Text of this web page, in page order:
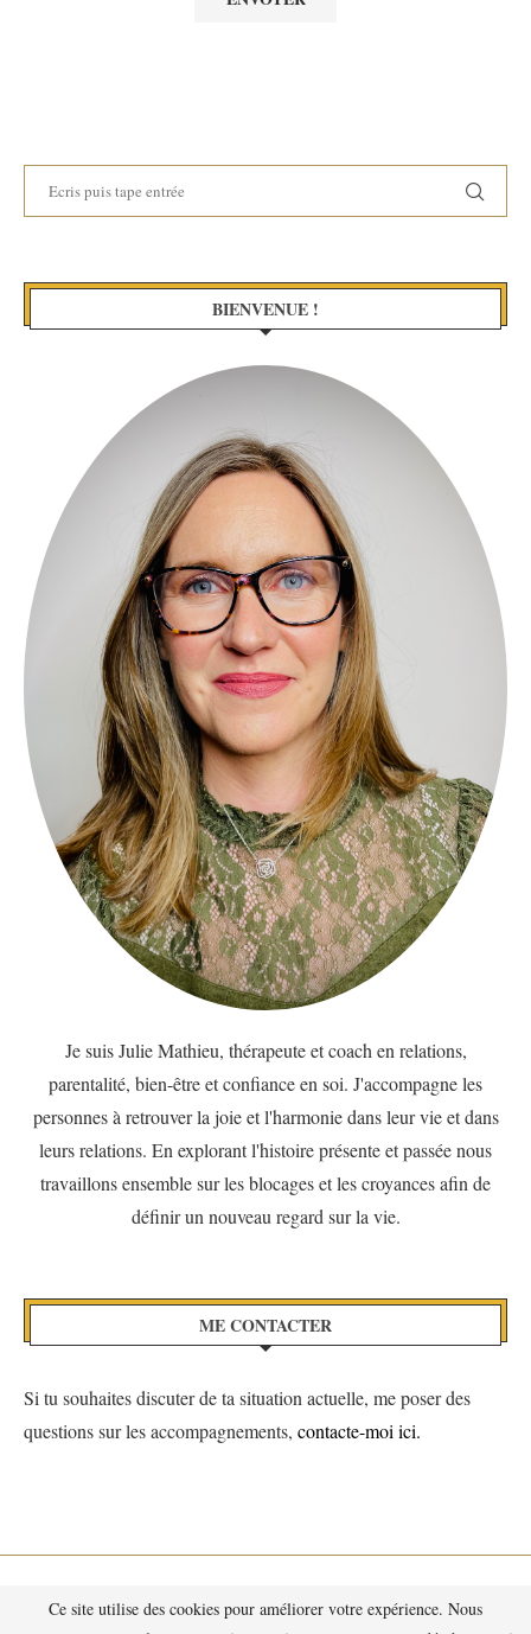
BIENVENUE !
Je suis Julie Mathieu, thérapeute et coach en relations,
parentalité, bien-être et confiance en soi. J'accompagne les
personnes à retrouver la joie et l'harmonie dans leur vie et dans
leurs relations. En explorant l'histoire présente et passée nous
travaillons ensemble sur les blocages et les croyances afin de
définir un nouveau regard sur la vie.
ME CONTACTER
Si tu souhaites discuter de ta situation actuelle, me poser des
questions sur les accompagnements, contacte-moi ici.
Ce site utilise des cookies pour améliorer votre expérience. Nous